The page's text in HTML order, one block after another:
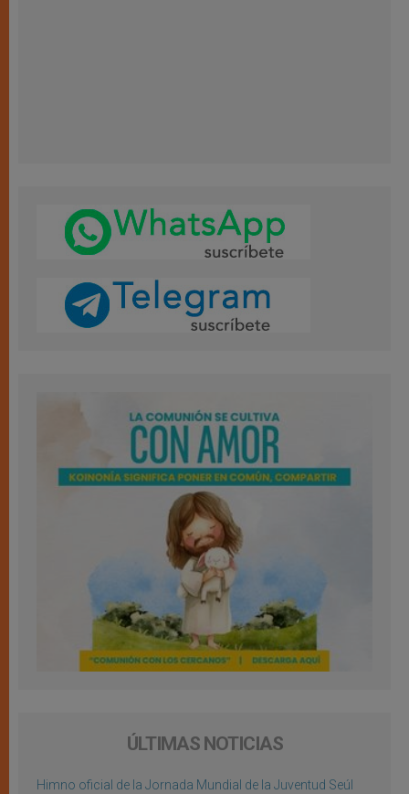
ÚLTIMAS NOTICIAS
Himno oficial de la Jornada Mundial de la Juventud Seúl